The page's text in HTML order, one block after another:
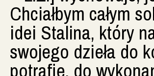
Chciałbym całym
idei Stalina, który
swojego dzieła do
potrafię, do